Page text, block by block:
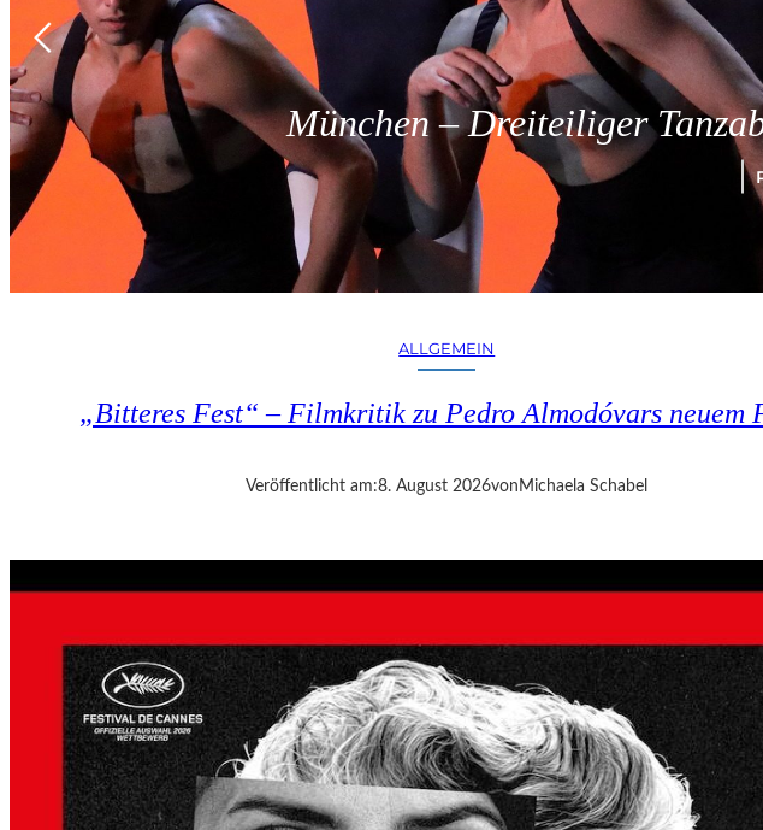
München – Dreiteiliger
ALLGEMEIN
„Bitteres Fest“ – Filmkritik zu Pedro Almodóvars neuem
Veröffentlicht am:8. August 2026von Michaela Schabel